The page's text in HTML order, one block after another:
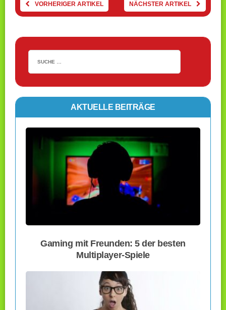
VORHERIGER ARTIKEL NÄCHSTER ARTIKEL
AKTUELLE BEITRÄGE
Gaming mit Freunden: 5 der besten
Multiplayer-Spiele